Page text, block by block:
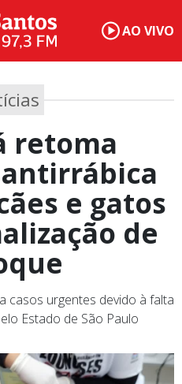
AO VIVO
retoma
e gatos
de
casos urgentes devido à falta
Estado de São Paulo